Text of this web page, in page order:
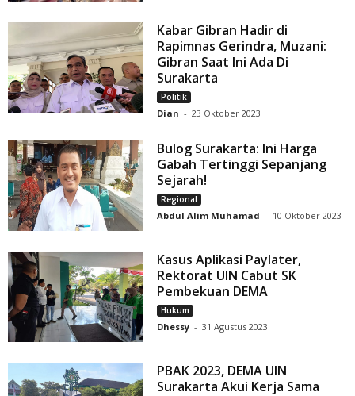
Kabar Gibran Hadir di
Rapimnas Gerindra, Muzani:
Gibran Saat Ini Ada Di
Surakarta
Politik
Dian - 23 Oktober 2023
Bulog Surakarta: Ini Harga
Gabah Tertinggi Sepanjang
Sejarah!
Regional
Abdul Alim Muhamad - 10 Oktober 2023
Kasus Aplikasi Paylater,
Rektorat UIN Cabut SK
Pembekuan DEMA
Hukum
Dhessy - 31 Agustus 2023
PBAK 2023, DEMA UIN
Surakarta Akui Kerja Sama